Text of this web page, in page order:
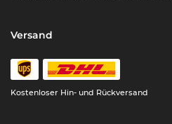
Versand
Kostenloser Hin- und Rückversand